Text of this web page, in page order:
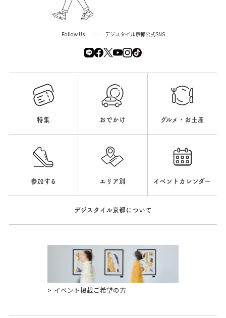
Follow Us デジスタイル京都公式SNS
特集 おでかけ グルメ・お土産
参加する エリア別 イベントカレンダー
デジスタイル京都について
イベント掲載ご希望の方